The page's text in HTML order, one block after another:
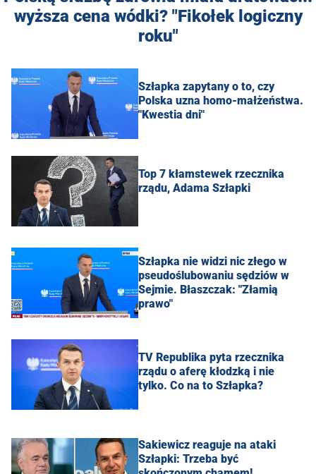
wyższa cena wódki? "Fikołek logiczny
roku"
Szłapka zapytany o to, czy
Polska uzna homo-małżeństwa.
"Kwestia dni"
Top 7 kłamstewek rzecznika
rządu, Adama Szłapki
Szłapka nie widzi nic złego w
pseudoślubowaniu sędziów w
Sejmie. Błaszczak: "Złamią
prawo"
TV Republika pyta rzecznika
rządu o aferę kłodzką i nie
tylko. Co na to Szłapka?
Sakiewicz reaguje na ataki
Szłapki: Trzeba być